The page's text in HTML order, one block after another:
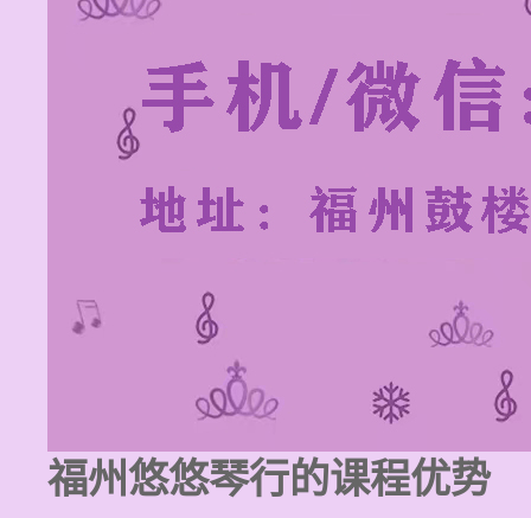
福州悠悠琴行的课程优势